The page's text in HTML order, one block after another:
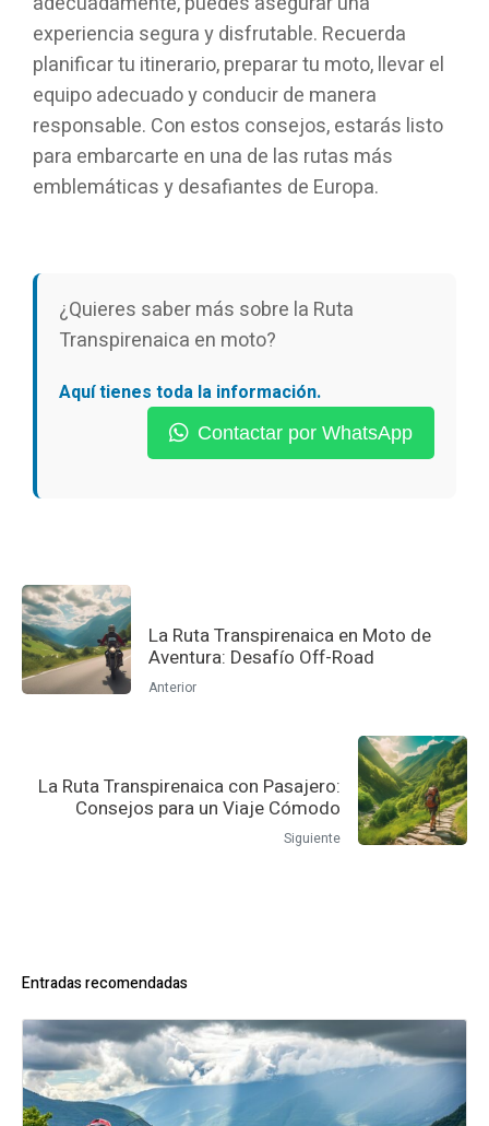
experiencia segura y disfrutable. Recuerda
planificar tu itinerario, preparar tu moto, llevar el
equipo adecuado y conducir de manera
responsable. Con estos consejos, estarás listo
para embarcarte en una de las rutas más
emblemáticas y desafiantes de Europa.
¿Quieres saber más sobre la Ruta
Transpirenaica en moto?
Aquí tienes toda la información.
Contactar por WhatsApp
La Ruta Transpirenaica en Moto de
Aventura: Desafío Off-Road
Anterior
La Ruta Transpirenaica con Pasajero:
Consejos para un Viaje Cómodo
Siguiente
Entradas recomendadas